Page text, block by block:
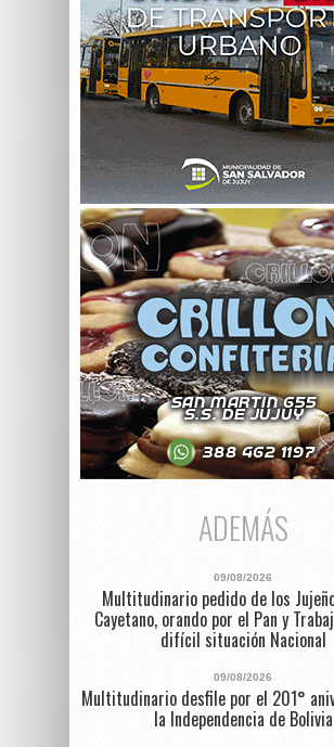
ADEMÁS
09/08/2026
Multitudinario pedido de los
Cayetano, orando por el Pan y
difícil situación Nacional
09/08/2026
Multitudinario desfile por el 201°
la Independencia de Bolivia